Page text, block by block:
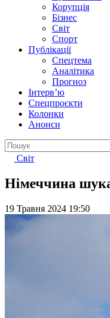
Корупція
Бізнес
Світ
Спорт
Публікації
Спецтема
Аналітика
Прогноз
Інтерв’ю
Спецпроєкти
Колонки
Анонси
Світ
Німеччина
19 Травня 2024 19:50